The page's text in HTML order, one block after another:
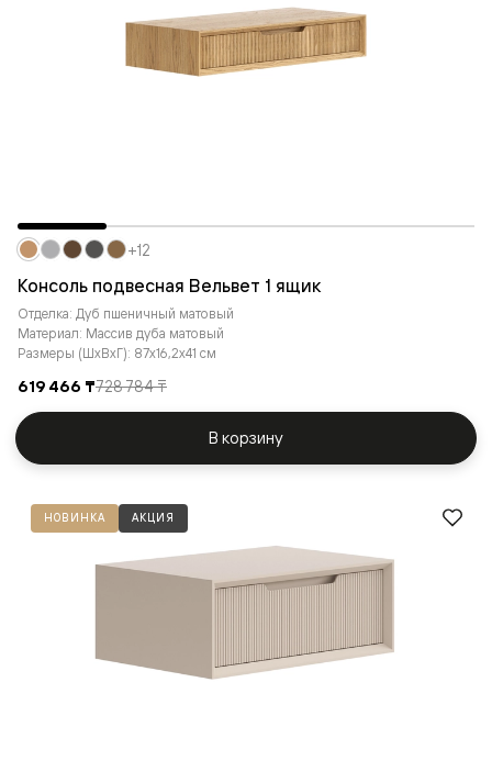
Консоль подвесная Вельвет 1 ящик
Отделка: Дуб пшеничный матовый
Материал: Массив дуба матовый
Размеры (ШxВxГ): 87x16,2x41 см
619 466 ₸728 784 ₸
+12
В корзину
НОВИНКА АКЦИЯ